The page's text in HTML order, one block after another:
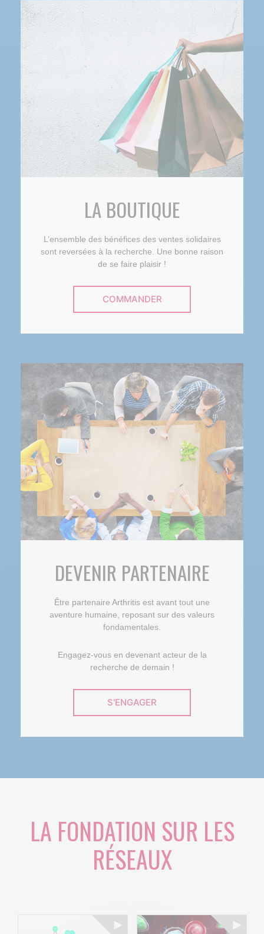
LA BOUTIQUE
L’ensemble des bénéfices des ventes solidaires
sont reversées à la recherche. Une bonne raison
de se faire plaisir !
COMMANDER
DEVENIR PARTENAIRE
Être partenaire Arthritis est avant tout une
aventure humaine, reposant sur des valeurs
fondamentales.
Engagez-vous en devenant acteur de la
recherche de demain !
S'ENGAGER
LA FONDATION SUR LES
RÉSEAUX